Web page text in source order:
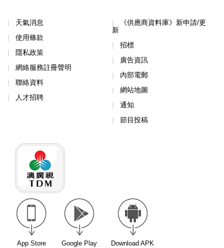
天氣消息
使用條款
隱私政策
網絡服務註冊聲明
聯絡資料
人才招聘
《供應商資料庫》新申請/更
新
招標
廣告資訊
內部電郵
網站地圖
通知
節目投稿
App Store Google Play Download APK